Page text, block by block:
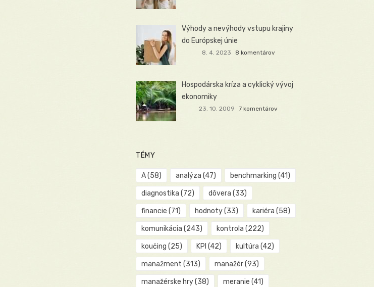
Výhody a nevýhody vstupu krajiny
do Európskej únie
8. 4. 2023 8 komentárov
Hospodárska kríza a cyklický vývoj
ekonomiky
23. 10. 2009 7 komentárov
TÉMY
A(58) analýza (47) benchmarking (41)
diagnostika (72) dôvera (33)
financie (71) hodnoty(33) kariéra (58)
komunikácia (243) kontrola (222)
koučing (25) KPI (42) kultúra (42)
manažment (313) manažér(93)
manažérske hry(38) meranie (41)